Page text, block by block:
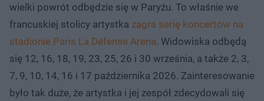
wielki powrót odbędzie się w Paryżu. To właśnie we
francuskiej stolicy artystka zagra serię koncertów na
stadionie Paris La Défense Arena. Widowiska odbędą
się 12, 16, 18, 19, 23, 25, 26 i 30 września, a także 2, 3,
7, 9, 10, 14, 16 i 17 października 2026. Zainteresowanie
było tak duże, że artystka i jej zespół zdecydowali się